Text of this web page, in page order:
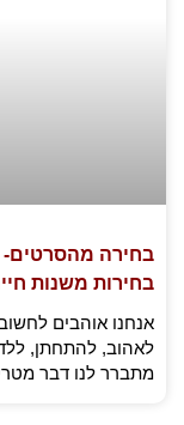
בחירה
בחירות משנות
אנחנו אוהבים
לאהוב, להתחתן,
מתברר לנו דבר